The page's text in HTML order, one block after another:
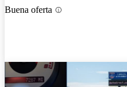
Buena oferta